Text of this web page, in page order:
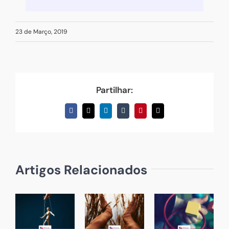
23 de Março, 2019
Partilhar:
Facebook
X LinkedInTumblrPinterestEmail
(necessário
Artigos Relacionados